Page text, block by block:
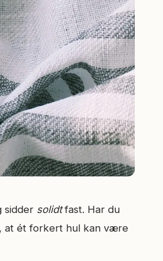
sidder solidtfast. Har du
at ét forkert hul kan være